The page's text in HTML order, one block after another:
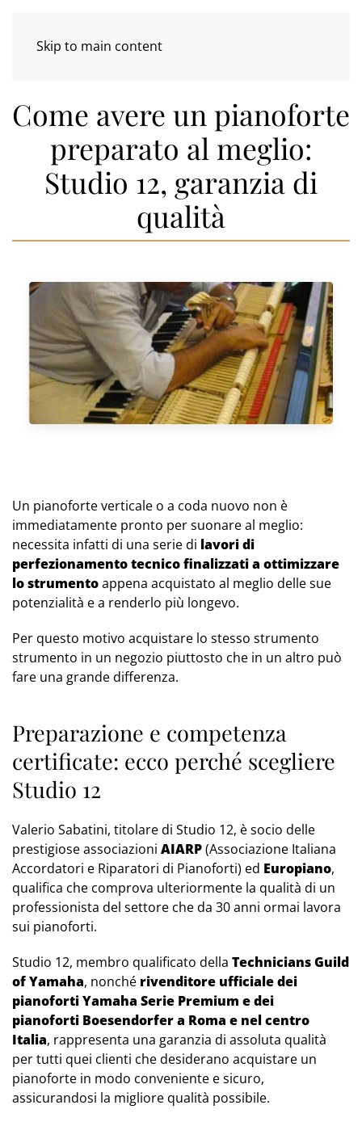
Skip to main content
Come avere un pianoforte
preparato al meglio:
Studio 12, garanzia di
qualità
Un pianoforte verticale o a coda nuovo non è
immediatamente pronto per suonare al meglio:
necessita infatti di una serie di lavori di
perfezionamento tecnico finalizzati a ottimizzare
lo strumentoappena acquistato al meglio delle sue
potenzialità e a renderlo più longevo.
Per questo motivo acquistare lo stesso strumento
strumento in un negozio piuttosto che in un altro può
fare una grande differenza.
Preparazione e competenza
certificate: ecco perché scegliere
Studio 12
Valerio Sabatini, titolare di Studio 12, è socio delle
prestigiose associazioni AIARP(Associazione Italiana
Accordatori e Riparatori di Pianoforti) ed Europiano,
qualifica che comprova ulteriormente la qualità di un
professionista del settore che da 30 anni ormai lavora
sui pianoforti.
Studio 12, membro qualificato della Technicians Guild
of Yamaha, nonché rivenditore ufficiale dei
pianoforti Yamaha Serie Premium e dei
pianoforti Boesendorfer a Roma e nel centro
Italia, rappresenta una garanzia di assoluta qualità
per tutti quei clienti che desiderano acquistare un
pianoforte in modo conveniente e sicuro,
assicurandosi la migliore qualità possibile.